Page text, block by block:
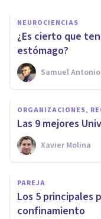
NEUROCIENCIAS
¿Es cierto que
estómago?
Samuel
ORGANIZACIONES,
Las 9 mejores
Xavier Molina
PAREJA
Los 5 principales
confinamiento